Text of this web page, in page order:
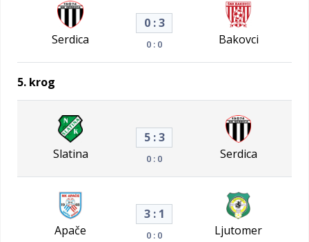
Serdica
0 : 3
0 : 0 Bakovci
5. krog
Slatina
5 : 3
0 : 0 Serdica
Apače
3 : 1
0 : 0 Ljutomer